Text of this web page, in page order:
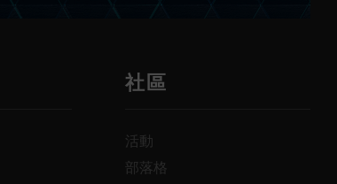
社區
活動
部落格